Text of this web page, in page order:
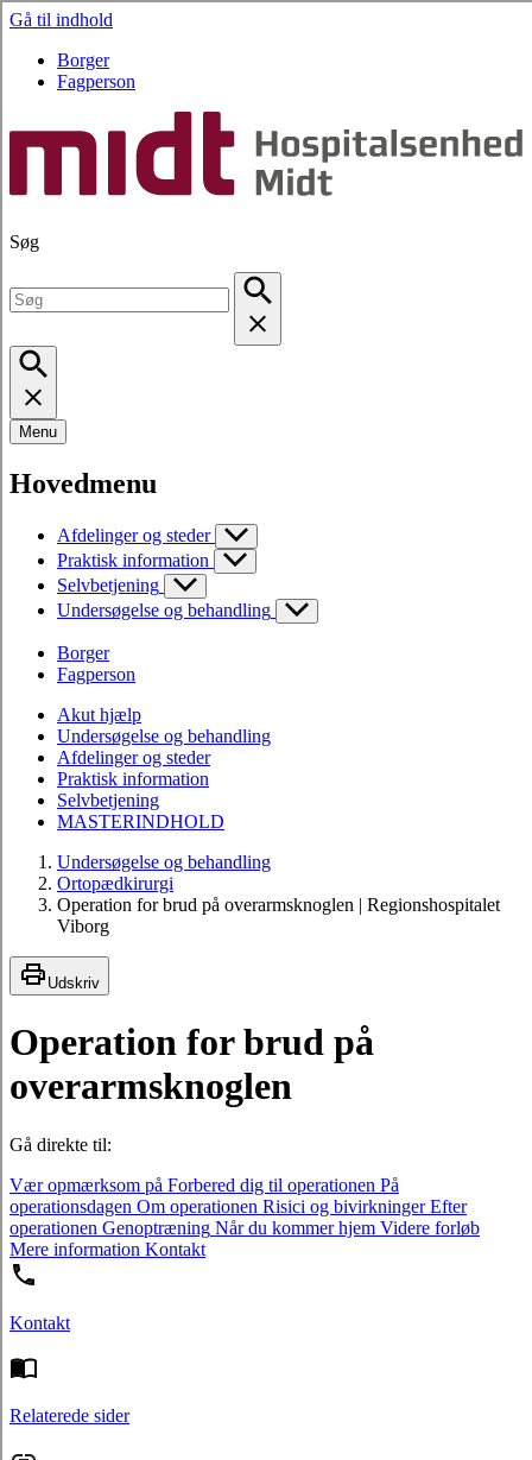
Gå til indhold
Borger
Fagperson
Søg
Menu
Hovedmenu
Afdelinger og steder
Praktisk information
Selvbetjening
Undersøgelse og behandling
Borger
Fagperson
Akut hjælp
Undersøgelse og behandling
Afdelinger og steder
Praktisk information
Selvbetjening
MASTERINDHOLD
Undersøgelse og behandling
Ortopædkirurgi
Operation for brud på overarmsknoglen | Regionshospitalet
Viborg
Udskriv
Operation for brud på
overarmsknoglen
Gå direkte til:
Vær opmærksom på Forbered dig til operationen På
operationsdagen Om operationen Risici og bivirkningerEfter
operationen Genoptræning Når du kommer hjem Videre forløb
Mere information Kontakt
Kontakt
Relaterede sider